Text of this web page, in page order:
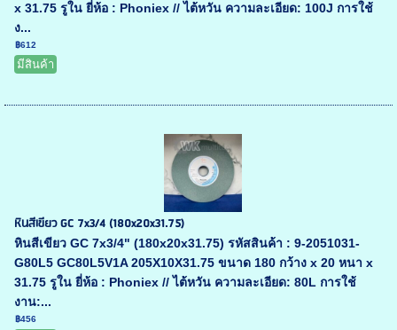
x 31.75 รูใน ยี่ห้อ : Phoniex // ไต้หวัน ความละเอียด: 100J การใช้
ง...
฿612
มีสินค้า
หินสีเขียว GC 7x3/4 (180x20x31.75)
หินสีเขียว GC 7x3/4" (180x20x31.75) รหัสสินค้า : 9-2051031-
G80L5 GC80L5V1A 205X10X31.75 ขนาด 180 กว้าง x 20 หนา x
31.75 รูใน ยี่ห้อ : Phoniex // ไต้หวัน ความละเอียด: 80L การใช้
งาน:...
฿456